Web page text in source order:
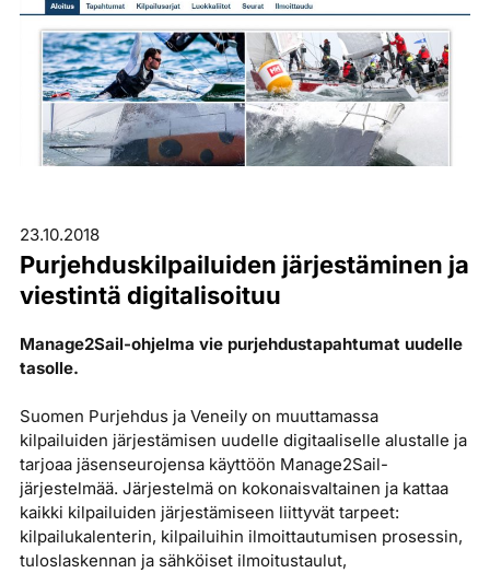
23.10.2018
Purjehduskilpailuiden järjestäminen ja
viestintä digitalisoituu
Manage2Sail-ohjelma vie purjehdustapahtumat uudelle
tasolle.
Suomen Purjehdus ja Veneily on muuttamassa
kilpailuiden järjestämisen uudelle digitaaliselle alustalle ja
tarjoaa jäsenseurojensa käyttöön Manage2Sail-
järjestelmää. Järjestelmä on kokonaisvaltainen ja kattaa
kaikki kilpailuiden järjestämiseen liittyvät tarpeet:
kilpailukalenterin, kilpailuihin ilmoittautumisen prosessin,
tuloslaskennan ja sähköiset ilmoitustaulut,